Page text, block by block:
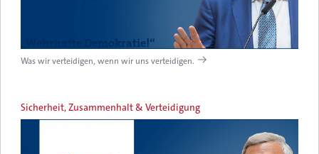
„Wehrhafte Demokratie!“
Was wir verteidigen, wenn wir uns verteidigen.
Sicherheit, Zusammenhalt & Verteidigung